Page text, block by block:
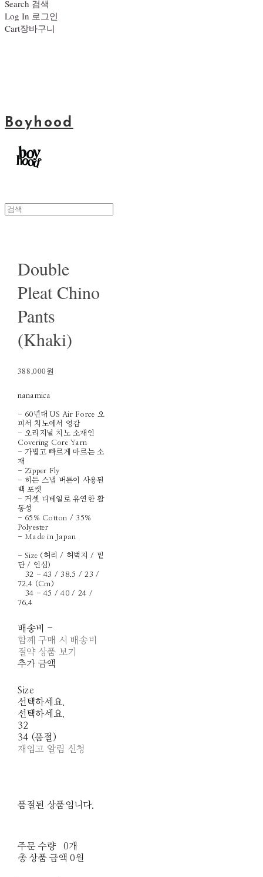
Search 검색
Log In 로그인
Cart장바구니
Boyhood
Double
Pleat Chino
Pants
(Khaki)
388,000원
nanamica
- 60년대 US Air Force 오
피서 치노에서 영감
- 오리지널 치노 소재인
Covering Core Yarn
- 가볍고 빠르게 마르는 소
재
- Zipper Fly
- 히든 스냅 버튼이 사용된
백 포켓
- 거셋 디테일로 유연한 활
동성
- 65% Cotton / 35%
Polyester
- Made in Japan
- Size (허리 / 허벅지 / 밑
단 / 인심)
32 - 43 / 38.5 / 23 /
72.4 (Cm)
34 - 45 / 40 / 24 /
76.4
배송비 -
함께 구매 시 배송비
절약 상품 보기
추가 금액
Size
선택하세요.
선택하세요.
32
34 (품절)
재입고 알림 신청
품절된 상품입니다.
주문 수량
0개
총 상품 금액 0원